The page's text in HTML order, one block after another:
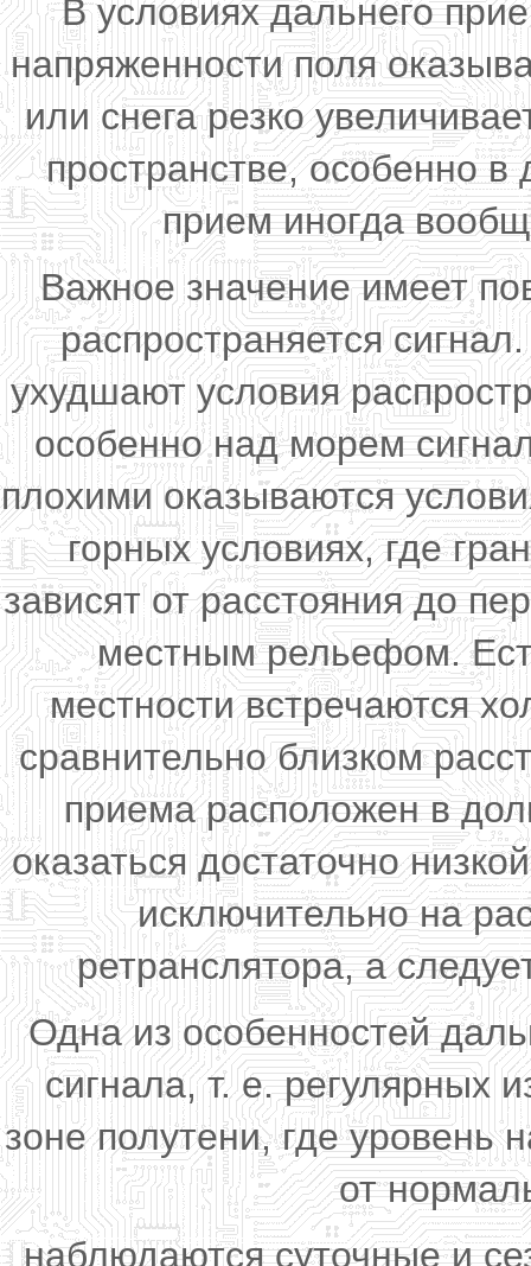
В условиях дальнего
напряженности поля
или снега резко
пространстве, особенно
прием иногда
Важное значение имеет
распространяется
ухудшают условия
особенно над морем
плохими оказываются
горных условиях, где
зависят от расстояния до
местным рельефом.
местности встречаются
сравнительно близком
приема расположен в
оказаться достаточно
исключительно на
ретранслятора, а
Одна из особенностей
сигнала, т. е. регулярных
зоне полутени, где уровень
от
наблюдаются суточные и